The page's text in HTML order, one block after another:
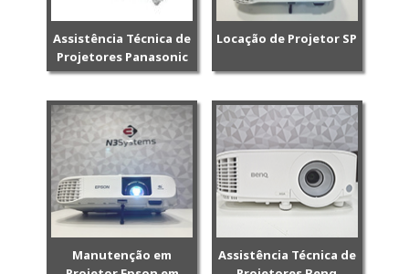
Assistência Técnica de
Projetores Panasonic
Locação de Projetor SP
Manutenção em
Assistência Técnica de